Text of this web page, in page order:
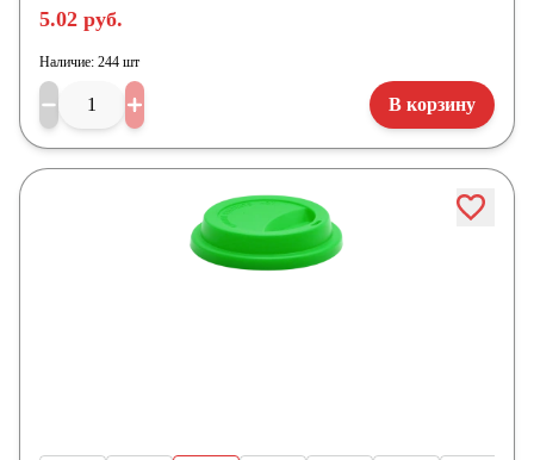
5.02 руб.
Наличие: 244 шт
В корзину